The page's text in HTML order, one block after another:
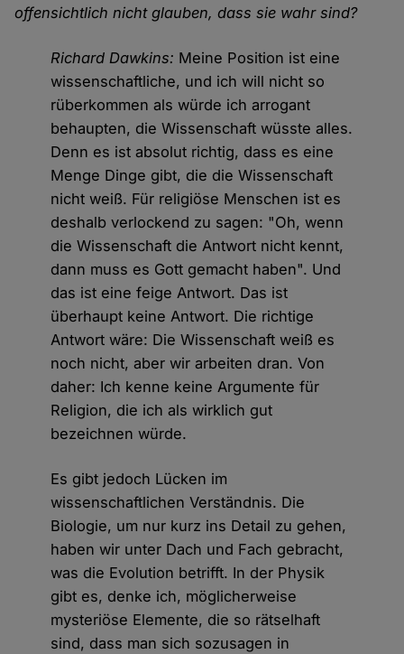
offensichtlich nicht glauben, dass sie wahr sind?
Richard Dawkins: Meine Position ist eine
wissenschaftliche, und ich will nicht so
rüberkommen als würde ich arrogant
behaupten, die Wissenschaft wüsste alles.
Denn es ist absolut richtig, dass es eine
Menge Dinge gibt, die die Wissenschaft
nicht weiß. Für religiöse Menschen ist es
deshalb verlockend zu sagen: "Oh, wenn
die Wissenschaft die Antwort nicht kennt,
dann muss es Gott gemacht haben". Und
das ist eine feige Antwort. Das ist
überhaupt keine Antwort. Die richtige
Antwort wäre: Die Wissenschaft weiß es
noch nicht, aber wir arbeiten dran. Von
daher: Ich kenne keine Argumente für
Religion, die ich als wirklich gut
bezeichnen würde.
Es gibt jedoch Lücken im
wissenschaftlichen Verständnis. Die
Biologie, um nur kurz ins Detail zu gehen,
haben wir unter Dach und Fach gebracht,
was die Evolution betrifft. In der Physik
gibt es, denke ich, möglicherweise
mysteriöse Elemente, die so rätselhaft
sind, dass man sich sozusagen in